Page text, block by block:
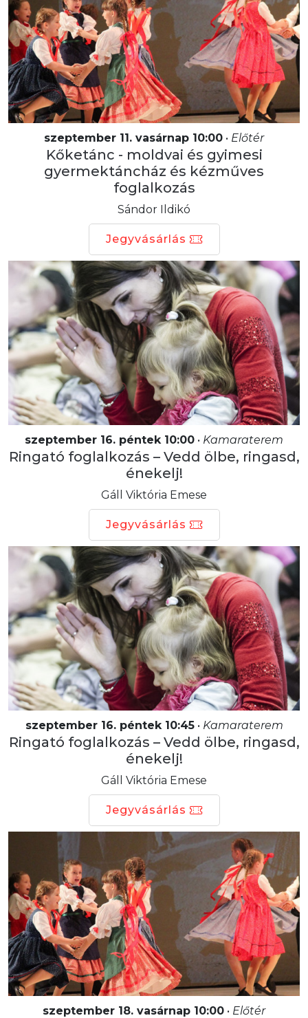
szeptember 11. vasárnap 10:00 • Előtér
Kőketánc - moldvai és gyimesi
gyermektáncház és kézműves
foglalkozás
Sándor Ildikó
Jegyvásárlás
szeptember 16. péntek 10:00 • Kamaraterem
Ringató foglalkozás – Vedd ölbe, ringasd,
énekelj!
Gáll Viktória Emese
Jegyvásárlás
szeptember 16. péntek 10:45• Kamaraterem
Ringató foglalkozás – Vedd ölbe, ringasd,
énekelj!
Gáll Viktória Emese
Jegyvásárlás
szeptember 18. vasárnap 10:00 • Előtér